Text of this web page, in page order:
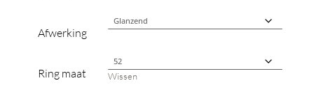
Afwerking
Ring maat Wissen